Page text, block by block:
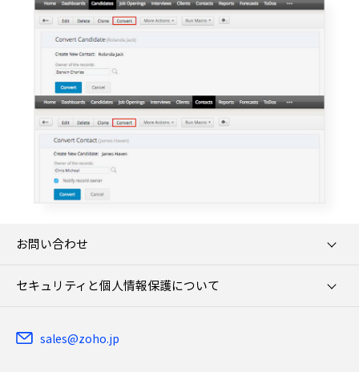
お問い合わせ
セキュリティと個人情報保護について
sales@zoho.jp